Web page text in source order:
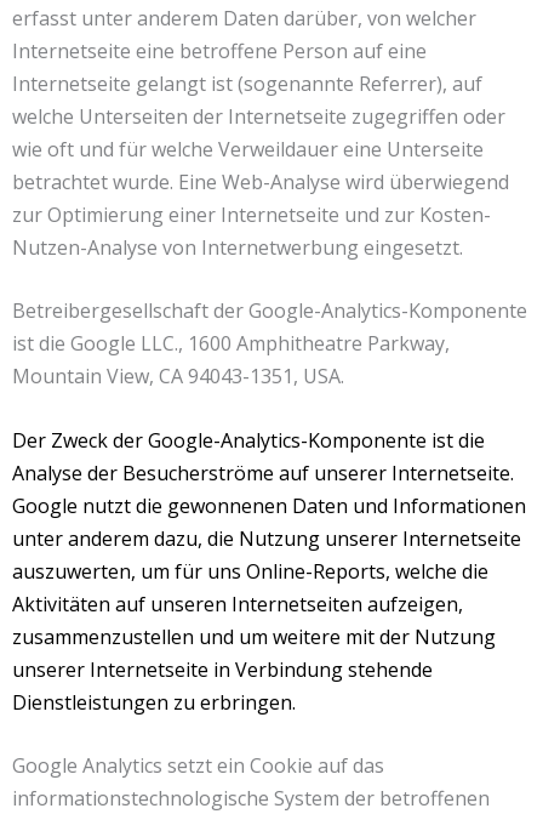
erfasst unter anderem Daten darüber, von welcher
Internetseite eine betroffene Person auf eine
Internetseite gelangt ist (sogenannte Referrer), auf
welche Unterseiten der Internetseite zugegriffen oder
wie oft und für welche Verweildauer eine Unterseite
betrachtet wurde. Eine Web-Analyse wird überwiegend
zur Optimierung einer Internetseite und zur Kosten-
Nutzen-Analyse von Internetwerbung eingesetzt.
Betreibergesellschaft der Google-Analytics-Komponente
ist die Google LLC., 1600 Amphitheatre Parkway,
Mountain View, CA 94043-1351, USA.
Der Zweck der Google-Analytics-Komponente ist die
Analyse der Besucherströme auf unserer Internetseite.
Google nutzt die gewonnenen Daten und Informationen
unter anderem dazu, die Nutzung unserer Internetseite
auszuwerten, um für uns Online-Reports, welche die
Aktivitäten auf unseren Internetseiten aufzeigen,
zusammenzustellen und um weitere mit der Nutzung
unserer Internetseite in Verbindung stehende
Dienstleistungen zu erbringen.
Google Analytics setzt ein Cookie auf das
informationstechnologische System der betroffenen